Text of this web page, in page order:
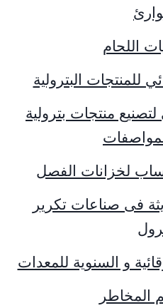
اللحام
للمنتجات البترولية
منتجات بترولية
لخزانات الفصل
فى صناعات تكرير
و السنوية للمعدات
المخاطر